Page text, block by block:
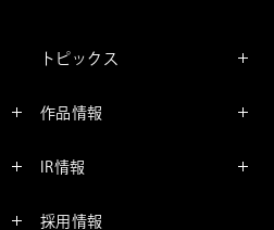
トピックス
レポート
作品情報
コミック
IR情報
採用情報